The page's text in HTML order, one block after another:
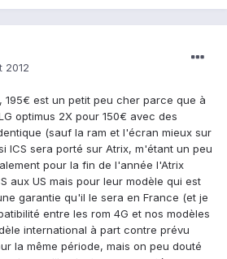
2012
195€ est un petit peu cher parce que à
optimus 2X pour 150€ avec des
(sauf la ram et l'écran mieux sur
ICS sera porté sur Atrix, m'étant un peu
pour la fin de l'année l'Atrix
aux US mais pour leur modèle qui est
garantie qu'il le sera en France (et je
entre les rom 4G et nos modèles
international à part contre prévu
la même période, mais on peu douté